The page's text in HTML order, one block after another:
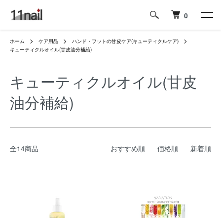
0
ホーム ケア用品
ハンド・フットの甘皮ケア(キューティクルケア)
キューティクルオイル(甘皮油分補給)
キューティクルオイル(甘皮
油分補給)
全14商品 おすすめ順 価格順 新着順